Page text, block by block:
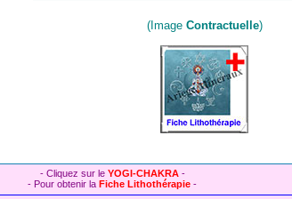
(ImageContractuelle)
- Cliquez sur leYOGI-CHAKRA -
- Pour obtenir la Fiche Lithothérapie -